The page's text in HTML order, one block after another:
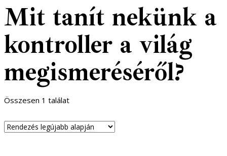
Mit tanít nekünk a
kontroller a világ
megismeréséről?
Összesen 1 találat